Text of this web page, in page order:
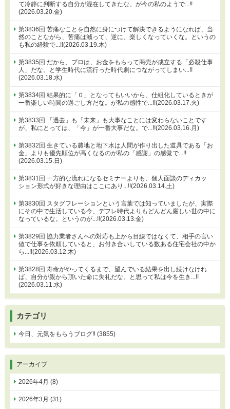
て冷静に判断する自分が混在してきたな。が今の私のようで...!!
(2026.03.20.金)
第3836回 苦痛なことを自然に身につけて解決できるようになれば、当
然のことながら、苦痛は減って、逆に、楽しくなっていくな。というの
も私の経験で...!!(2026.03.19.木)
第3835回 だから、プロは、お金をもらって商売が成立する「必殺仕事
人」だな。と学生時代に流行った時代劇につながってしまい...!!
(2026.03.18.水)
第3834回 結果的に「０」となってもいいから、仕組化しているときが
一番楽しい時間の過ごし方だな。が私の感性で...!!(2026.03.17.火)
第3833回 「過去」も「未来」も大事なことには変わらないことです
が、私にとっては、「今」が一番大事だな。で...!!(2026.03.16.月)
第3832回 生きている農地と地下水は人間が作り出した道具である「お
金」よりも優先順位が高くなるのが私の「感謝」の感覚で...!!
(2026.03.15.日)
第3831回 一方的な流れになるセミナーよりも、個人面談のディカッ
ション形式が好きな理由はここにあり...!!(2026.03.14.土)
第3830回 スタグフレーションという言葉では知っていましたが、実際
にその中で生活している今、デフレ時代よりもどんどん厳しい世の中に
なっているな。というのが...!!(2026.03.13.金)
第3829回 協力業者さんへの対応も上から目線ではなくて、相手の言い
値で仕事を依頼していると、お付き合いしている数ある住宅会社の中か
ら...!!(2026.03.12.木)
第3828回 寿命がやってくるまで、望んでいる結果を出し続けなけれ
ば、自分が親から頂いた命に失礼だな。と思って私は今を生き...!!
(2026.03.11.水)
カテゴリ
今日、元気をもらうブログ‼ (3855)
アーカイブ
2026年4月 (8)
2026年3月 (31)